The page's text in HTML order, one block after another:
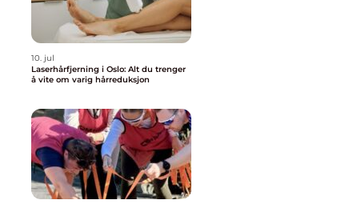
10. jul
Laserhårfjerning i Oslo: Alt du trenger
å vite om varig hårreduksjon